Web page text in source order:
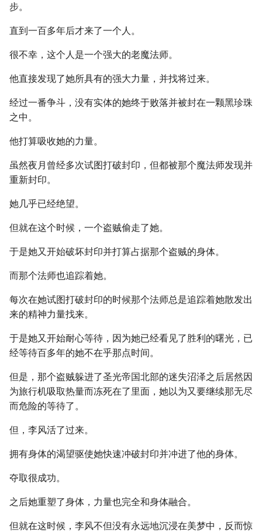
步。
直到一百多年后才来了一个人。
很不幸，这个人是一个强大的老魔法师。
他直接发现了她所具有的强大力量，并找将过来。
经过一番争斗，没有实体的她终于败落并被封在一颗黑珍珠
之中。
他打算吸收她的力量。
虽然夜月曾经多次试图打破封印，但都被那个魔法师发现并
重新封印。
她几乎已经绝望。
但就在这个时候，一个盗贼偷走了她。
于是她又开始破坏封印并打算占据那个盗贼的身体。
而那个法师也追踪着她。
每次在她试图打破封印的时候那个法师总是追踪着她散发出
来的精神力量找来。
于是她又开始耐心等待，因为她已经看见了胜利的曙光，已
经等待百多年的她不在乎那点时间。
但是，那个盗贼躲进了圣光帝国北部的迷失沼泽之后居然因
为旅行机吸取热量而冻死在了里面，她以为又要继续那无尽
而危险的等待了。
但，李风活了过来。
拥有身体的渴望驱使她快速冲破封印并冲进了他的身体。
夺取很成功。
之后她重塑了身体，力量也完全和身体融合。
但就在这时候，李风不但没有永远地沉浸在美梦中，反而惊